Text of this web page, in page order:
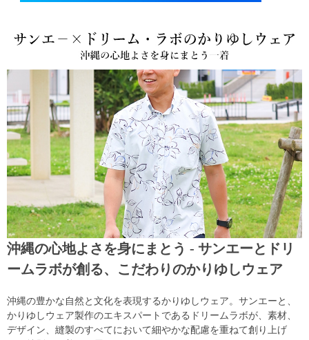
沖縄の心地よさを身にまとう - サンエーとドリ
ームラボが創る、こだわりのかりゆしウェア
沖縄の豊かな自然と文化を表現するかりゆしウェア。サンエーと、
かりゆしウェア製作のエキスパートであるドリームラボが、素材、
デザイン、縫製のすべてにおいて細やかな配慮を重ねて創り上げ